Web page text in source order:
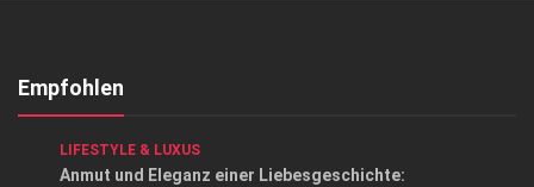
Kontakt, Impressum
Empfohlen
LIFESTYLE & LUXUS
Anmut und Eleganz einer Liebesgeschichte: